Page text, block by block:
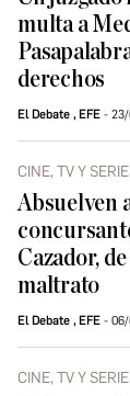
multa a
derechos
El Debate , EFE
CINE, TV Y
Absuelven
Cazador,
maltrato
El Debate , EFE
CINE, TV Y